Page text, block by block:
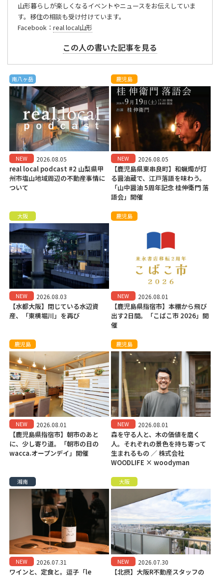
山形暮らしが楽しくなるイベントやニュースをお伝えしていま
す。移住の相談も受け付けています。
Facebook： real local山形
この人の書いた記事を見る
南八ヶ岳
NEW 2026.08.05
real local podcast #2 山梨県甲
州市塩山地域周辺の不動産事情に
ついて
鹿児島
NEW 2026.08.05
【鹿児島県東串良町】和蝋燭が灯
る醤油蔵で、江戸落語を味わう。
「山中醤油 5周年記念 桂伸衛門 落
語会」開催
大阪
NEW 2026.08.03
【水都大阪】閉じている水辺資
産、「東横堀川」を再び
鹿児島
NEW 2026.08.01
【鹿児島県指宿市】本棚から飛び
出す2日間。「こばこ市 2026」開
催
鹿児島
NEW 2026.08.01
【鹿児島県指宿市】朝市のあと
に、少し寄り道。「朝市の日の
wacca.オープンデイ」開催
鹿児島
NEW 2026.08.01
森を守る人と、木の価値を磨く
人。それぞれの景色を持ち寄って
生まれるもの ／ 株式会社
WOODLIFE × woodyman
湘南
NEW 2026.07.31
ワインと、定食と。逗子「le
大阪
NEW 2026.07.30
【北摂】大阪R不動産スタッフの